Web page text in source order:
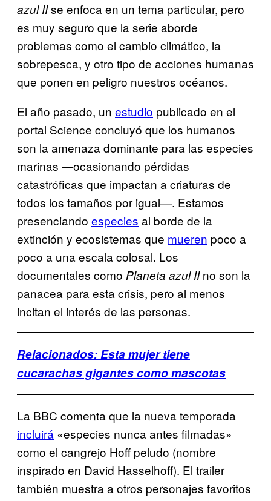
azul IIse enfoca en un tema particular, pero
es muy seguro que la serie aborde
problemas como el cambio climático, la
sobrepesca, y otro tipo de acciones humanas
que ponen en peligro nuestros océanos.
El año pasado, un estudio publicado en el
portal Science concluyó que los humanos
son la amenaza dominante para las especies
marinas —ocasionando pérdidas
catastróficas que impactan a criaturas de
todos los tamaños por igual—. Estamos
presenciando especies al borde de la
extinción y ecosistemas que mueren poco a
poco a una escala colosal. Los
documentales como Planeta azul IIno son la
panacea para esta crisis, pero al menos
incitan el interés de las personas.
Relacionados: Esta mujer tiene
cucarachas gigantes como mascotas
La BBC comenta que la nueva temporada
incluirá «especies nunca antes filmadas»
como el cangrejo Hoff peludo (nombre
inspirado en David Hasselhoff). El trailer
también muestra a otros personajes favoritos